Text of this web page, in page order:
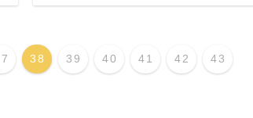
38 39 40 41 42 43